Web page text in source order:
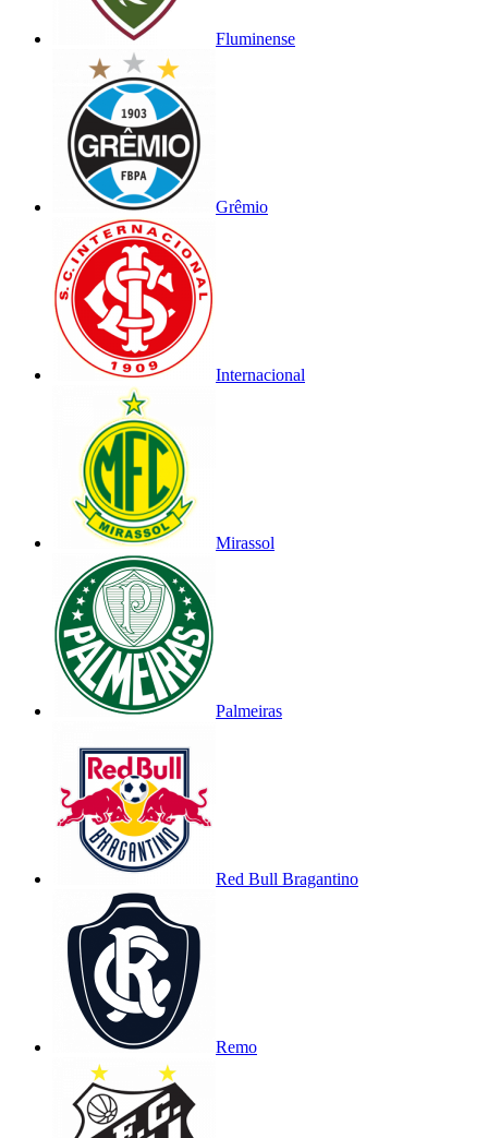
Fluminense
Grêmio
Internacional
Mirassol
Palmeiras
Red Bull Bragantino
Remo